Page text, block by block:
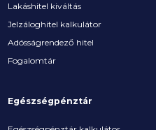
Lakáshitel kiváltás
Jelzáloghitel kalkulátor
Adósságrendező hitel
Fogalomtár
Egészségpénztár